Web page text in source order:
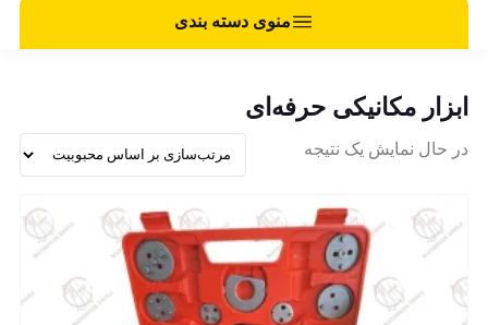
منوی دسته بندی
ابزار مکانیکی حرفه‌ای
در حال نمایش یک نتیجه